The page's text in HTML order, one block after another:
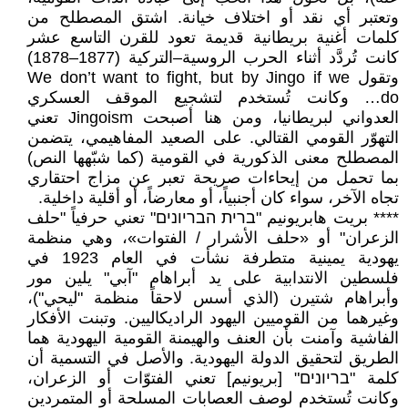
وتعتبر أي نقد أو اختلاف خيانة. اشتق المصطلح من
كلمات أغنية بريطانية قديمة تعود للقرن التاسع عشر
كانت تُردَّد أثناء الحرب الروسية–التركية (1877–1878)
وتقول We don’t want to fight, but by Jingo if we
do… وكانت تُستخدم لتشجيع الموقف العسكري
العدواني لبريطانيا، ومن هنا أصبحت Jingoism تعني
التهوّر القومي القتالي. على الصعيد المفاهيمي، يتضمن
المصطلح معنى الذكورية في القومية (كما شبّهها النص)
بما تحمل من إيحاءات صريحة تعبر عن مزاج احتقاري
تجاه الآخر، سواء كان أجنبياً، أو معارضاً، أو أقلية داخلية.
**** بريت هابريونيم "ברית הבריונים" تعني حرفياً "حلف
الزعران" أو «حلف الأشرار / الفتوات»، وهي منظمة
يهودية يمينية متطرفة نشأت في العام 1923 في
فلسطين الانتدابية على يد أبراهام "آبي" يلين مور
وأبراهام شتيرن (الذي أسس لاحقاً منظمة "ليحي")،
وغيرهما من القوميين اليهود الراديكاليين. وتبنت الأفكار
الفاشية وآمنت بأن العنف والهيمنة القومية اليهودية هما
الطريق لتحقيق الدولة اليهودية. والأصل في التسمية أن
كلمة "בריונים" [بريونيم] تعني الفتوّات أو الزعران،
وكانت تُستخدم لوصف العصابات المسلحة أو المتمردين